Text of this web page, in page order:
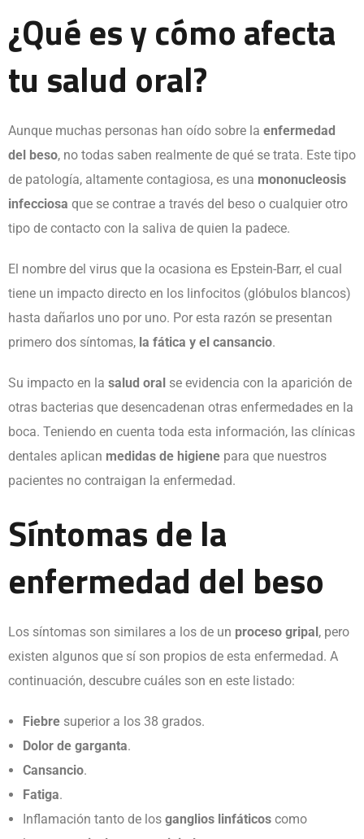
¿Qué es y cómo afecta
tu salud oral?
Aunque muchas personas han oído sobre la enfermedad
del beso, no todas saben realmente de qué se trata. Este tipo
de patología, altamente contagiosa, es una mononucleosis
infecciosa que se contrae a través del beso o cualquier otro
tipo de contacto con la saliva de quien la padece.
El nombre del virus que la ocasiona es Epstein-Barr, el cual
tiene un impacto directo en los linfocitos (glóbulos blancos)
hasta dañarlos uno por uno. Por esta razón se presentan
primero dos síntomas, la fática y el cansancio.
Su impacto en la salud oral se evidencia con la aparición de
otras bacterias que desencadenan otras enfermedades en la
boca. Teniendo en cuenta toda esta información, las clínicas
dentales aplican medidas de higiene para que nuestros
pacientes no contraigan la enfermedad.
Síntomas de la
enfermedad del beso
Los síntomas son similares a los de un proceso gripal, pero
existen algunos que sí son propios de esta enfermedad. A
continuación, descubre cuáles son en este listado:
Fiebre superior a los 38 grados.
Dolor de garganta.
Cansancio.
Fatiga.
Inflamación tanto de los ganglios linfáticos como